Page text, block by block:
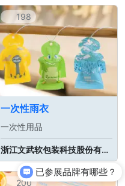
198
一次性雨衣
一次性用品
浙江文武软包装科技股份有限公司
200
已参展品牌有哪些？